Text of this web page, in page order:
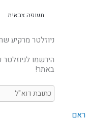
תעופה צבאית
ניוזלטר מרקיע
הירשמו
באתר!